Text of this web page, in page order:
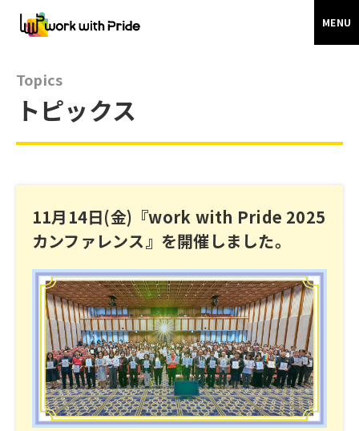
MENU
Topics
トピックス
11月14日(金)『work with Pride 2025
カンファレンス』を開催しました。